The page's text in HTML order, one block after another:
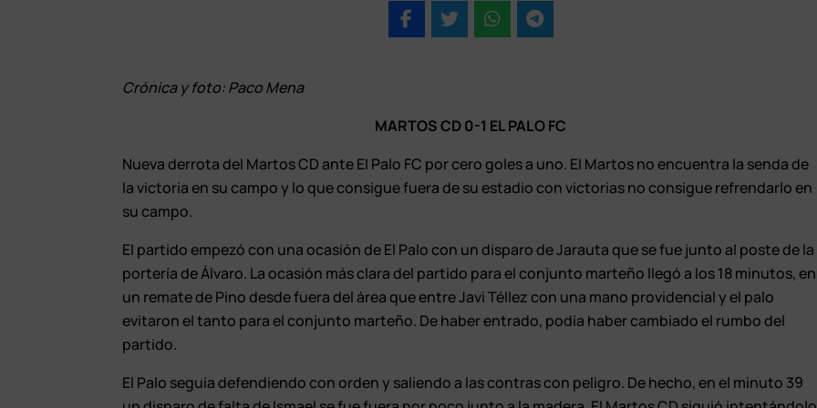
Crónica y foto: Paco Mena
MARTOS CD 0-1 EL PALO FC
Nueva derrota del Martos CD ante El Palo FC por cero goles a uno. El Martos no encuentra la senda de
la victoria en su campo y lo que consigue fuera de su estadio con victorias no consigue refrendarlo en
su campo.
El partido empezó con una ocasión de El Palo con un disparo de Jarauta que se fue junto al poste de la
portería de Álvaro. La ocasión más clara del partido para el conjunto marteño llegó a los 18 minutos, en
un remate de Pino desde fuera del área que entre Javi Téllez con una mano providencial y el palo
evitaron el tanto para el conjunto marteño. De haber entrado, podía haber cambiado el rumbo del
partido.
El Palo seguía defendiendo con orden y saliendo a las contras con peligro. De hecho, en el minuto 39